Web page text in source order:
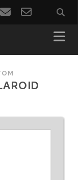
emailemail-
form